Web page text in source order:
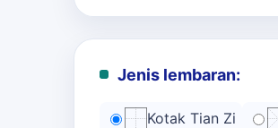
Jenis lembaran:
Kotak Tian Zi